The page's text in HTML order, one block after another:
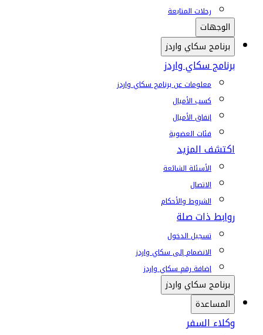
رحلات المتابعة
الوجهات
برنامج سكاي واردز
برنامج سكاي واردز
معلومات عن برنامج سكاي واردز
كسب الأميال
إنفاق الأميال
فئات العضوية
اكتشف المزيد
الأسئلة الشائعة
الاتصال
الشروط والأحكام
روابط ذات صلة
تسجيل الدخول
الانضمام إلى سكاي واردز
إضافة رقم سكاي واردز
برنامج سكاي واردز
المساعدة
وكلاء السفر